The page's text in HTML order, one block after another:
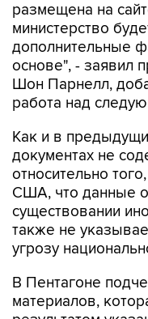
размещена на
министерство
дополнительные
основе", - заявил
Шон Парнелл,
работа над
Как и в
документах не
относительно
США, что данные
существовании
также не
угрозу
В Пентагоне
материалов,